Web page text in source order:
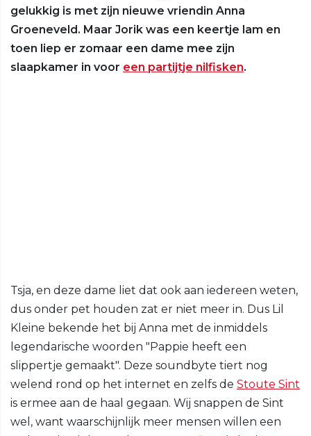
gelukkig is met zijn nieuwe vriendin Anna
Groeneveld. Maar Jorik was een keertje lam en
toen liep er zomaar een dame mee zijn
slaapkamer in voor een partijtje nilfisken.
Tsja, en deze dame liet dat ook aan iedereen weten,
dus onder pet houden zat er niet meer in. Dus Lil
Kleine bekende het bij Anna met de inmiddels
legendarische woorden "Pappie heeft een
slippertje gemaakt". Deze soundbyte tiert nog
welend rond op het internet en zelfs de Stoute Sint
is ermee aan de haal gegaan. Wij snappen de Sint
wel, want waarschijnlijk meer mensen willen een